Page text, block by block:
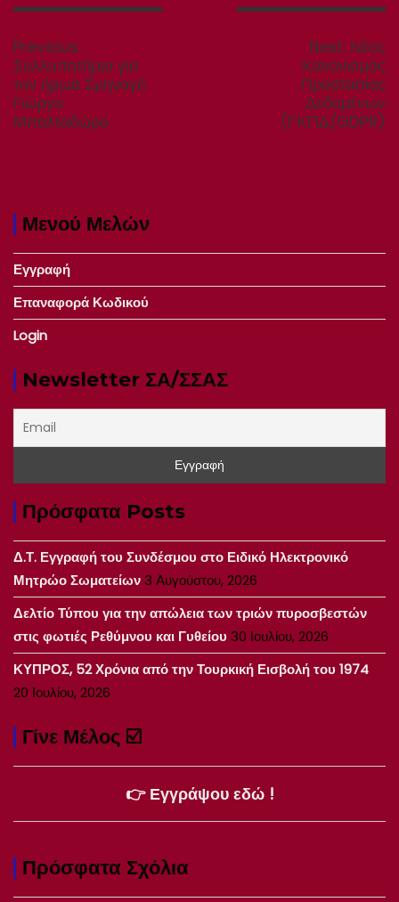
Πλοήγηση
Previous:Previous
post:
Συλλυπητήρια για
τον ήρωα Σμηναγό
Γιώργο
Μπαλταδώρο
Next: Next
post:
Νέος
Κανονισμός
Προστασίας
Δεδομένων
(ΓΚΠΔ/GDPR)
Μενού Μελών
Εγγραφή
Επαναφορά Κωδικού
Login
Newsletter ΣΑ/ΣΣΑΣ
Πρόσφατα Posts
Δ.Τ. Εγγραφή του Συνδέσμου στο Ειδικό Ηλεκτρονικό
Μητρώο Σωματείων3 Αυγούστου, 2026
Δελτίο Τύπου για την απώλεια των τριών πυροσβεστών
στις φωτιές Ρεθύμνου και Γυθείου 30 Ιουλίου, 2026
ΚΥΠΡΟΣ, 52 Χρόνια από την Τουρκική Εισβολή του 1974
20 Ιουλίου, 2026
Γίνε Μέλος ☑️
👉 Εγγράψου εδώ !
Πρόσφατα Σχόλια